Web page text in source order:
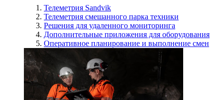
Телеметрия Sandvik
Телеметрия смешанного парка техники
Решения для удаленного мониторинга
Дополнительные приложения для оборудования
Оперативное планирование и выполнение смен